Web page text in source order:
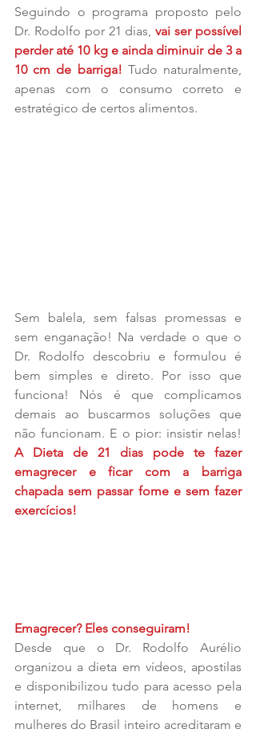
Seguindo o programa proposto pelo
Dr. Rodolfo por 21 dias, vai ser possível
perder até 10 kg e ainda diminuir de 3 a
10 cm de barriga! Tudo naturalmente,
apenas com o consumo correto e
estratégico de certos alimentos.
Sem balela, sem falsas promessas e
sem enganação! Na verdade o que o
Dr. Rodolfo descobriu e formulou é
bem simples e direto. Por isso que
funciona! Nós é que complicamos
demais ao buscarmos soluções que
A Dieta de 21 dias pode te fazer
emagrecer e ficar com a barriga
chapada sem passar fome e sem fazer
exercícios!
Emagrecer? Eles conseguiram!
Desde que o Dr. Rodolfo Aurélio
organizou a dieta em vídeos, apostilas
e disponibilizou tudo para acesso pela
internet, milhares de homens e
mulheres do Brasil inteiro acreditaram e